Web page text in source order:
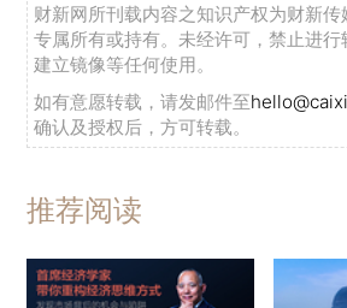
财新网所刊载内容之知识产权为财新传
专属所有或持有。未经许可，禁止进行
建立镜像等任何使用。
如有意愿转载，请发邮件至
确认及授权后，方可转载。
推荐阅读